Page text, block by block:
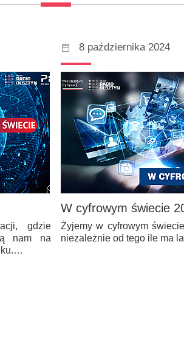
gdzie
nam na
8 października 2024
W cyfrowym świecie
Żyjemy w cyfrowym
niezależnie od tego ile ma